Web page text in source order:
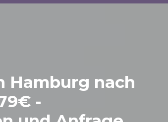
Hamburg nach
-